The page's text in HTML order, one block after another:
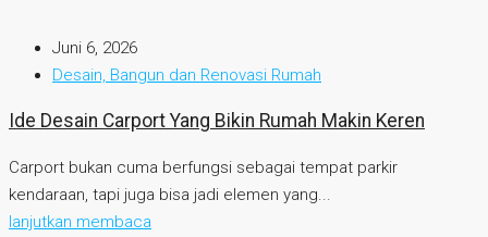
Juni 6, 2026
Desain, Bangun dan Renovasi Rumah
Ide Desain Carport Yang Bikin Rumah Makin Keren
Carport bukan cuma berfungsi sebagai tempat parkir
kendaraan, tapi juga bisa jadi elemen yang...
lanjutkan membaca